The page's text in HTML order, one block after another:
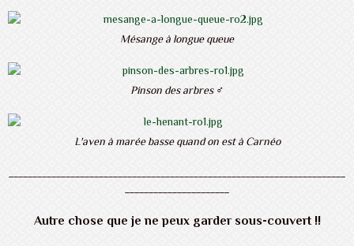
Mésange à longue queue
Pinson des arbres ♂
L'aven à marée basse quand on est à Carnéo
_______________________________________________________________________
______________________
Autre chose que je ne peux garder sous-couvert !!